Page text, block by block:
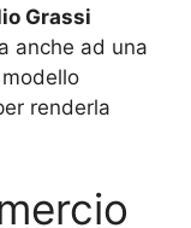
Grassi
anche ad una
renderla